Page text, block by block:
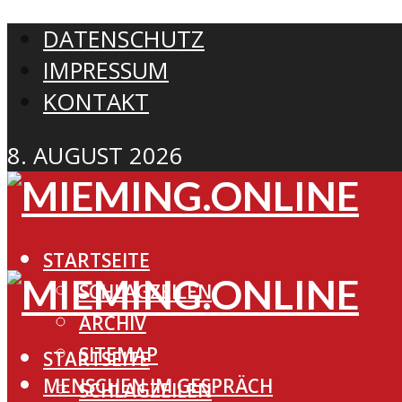
DATENSCHUTZ
IMPRESSUM
KONTAKT
8. AUGUST 2026
STARTSEITE
SCHLAGZEILEN
ARCHIV
SITEMAP
MENSCHEN IM GESPRÄCH
STARTSEITE
SCHLAGZEILEN